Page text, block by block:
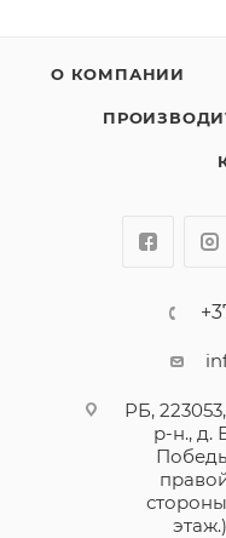
О КОМПАНИИ
РБ,
р-н., д.
этаж.)